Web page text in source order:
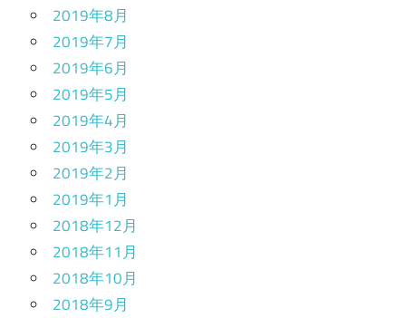
2019年8月
2019年7月
2019年6月
2019年5月
2019年4月
2019年3月
2019年2月
2019年1月
2018年12月
2018年11月
2018年10月
2018年9月